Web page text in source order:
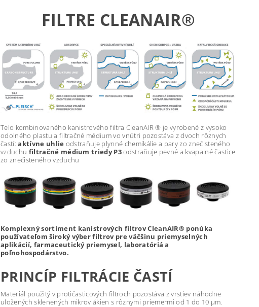
FILTRE CLEANAIR®
Telo kombinovaného kanistrového filtra CleanAIR ® je vyrobené z vysoko
odolného plastu a filtračné médium vo vnútri pozostáva z dvoch rôznych
častí:aktívne uhlie odstraňuje plynné chemikálie a pary zo znečisteného
vzduchu filtračné médium triedy P3odstraňuje pevné a kvapalné častice
zo znečisteného vzduchu
Komplexný sortiment kanistrových filtrov CleanAIR® ponúka
používateľom široký výber filtrov pre väčšinu priemyselných
aplikácií, farmaceutický priemysel, laboratóriá a
poľnohospodárstvo.
PRINCÍP FILTRÁCIE ČASTÍ
Materiál použitý v protičasticových filtroch pozostáva z vrstiev náhodne
uložených sklenených mikrovlákien s rôznymi priemermi od 1 do 10 μm.